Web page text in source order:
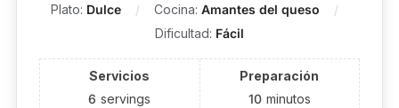
Plato: Dulce Cocina: Amantes del queso
Dificultad: Fácil
Servicios
6 servings
Preparación
10 minutos